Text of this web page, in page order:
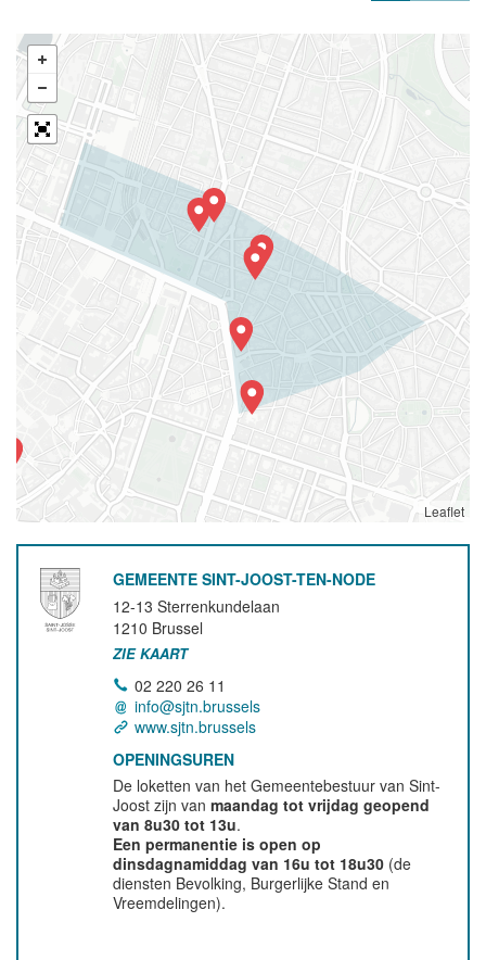
Leaflet
GEMEENTE SINT-JOOST-TEN-NODE
12-13 Sterrenkundelaan
1210 Brussel
ZIE KAART
02 220 26 11
info@sjtn.brussels
www.sjtn.brussels
OPENINGSUREN
De loketten van het Gemeentebestuur van Sint-
Joost zijn vanmaandag tot vrijdag geopend
van 8u30 tot 13u.
Een permanentie is open op
dinsdagnamiddag van 16u tot 18u30 (de
diensten Bevolking, Burgerlijke Stand en
Vreemdelingen).